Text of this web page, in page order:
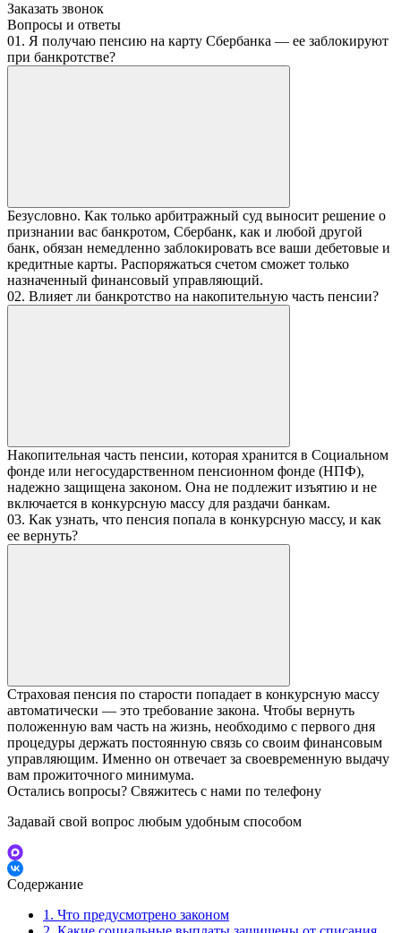
Заказать звонок
Вопросы и ответы
01. Я получаю пенсию на карту Сбербанка — ее заблокируют
при банкротстве?
Безусловно. Как только арбитражный суд выносит решение о
признании вас банкротом, Сбербанк, как и любой другой
банк, обязан немедленно заблокировать все ваши дебетовые и
кредитные карты. Распоряжаться счетом сможет только
назначенный финансовый управляющий.
02. Влияет ли банкротство на накопительную часть пенсии?
Накопительная часть пенсии, которая хранится в Социальном
фонде или негосударственном пенсионном фонде (НПФ),
надежно защищена законом. Она не подлежит изъятию и не
включается в конкурсную массу для раздачи банкам.
03. Как узнать, что пенсия попала в конкурсную массу, и как
ее вернуть?
Страховая пенсия по старости попадает в конкурсную массу
автоматически — это требование закона. Чтобы вернуть
положенную вам часть на жизнь, необходимо с первого дня
процедуры держать постоянную связь со своим финансовым
управляющим. Именно он отвечает за своевременную выдачу
вам прожиточного минимума.
Остались вопросы? Свяжитесь с нами по телефону
Задавай свой вопрос любым удобным способом
Содержание
1. Что предусмотрено законом